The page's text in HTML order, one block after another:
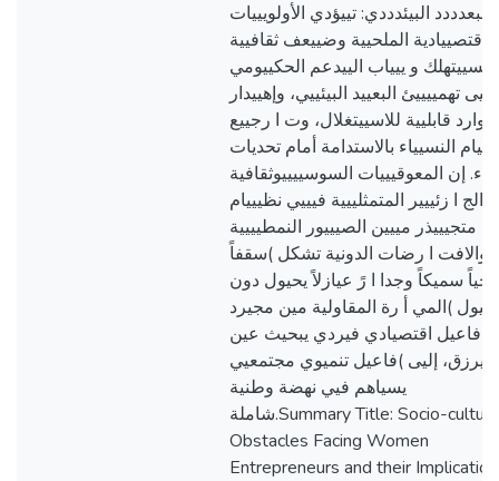
. البعدددد البيئدددي: تييؤدي الأولويييات
الاقتصييادية الملحيية وضييعف ثقافيية
و ييياب الييدعم الحكييومي
إلييى تهمييييئ البعييد البيئييي، وإهييدار
قابليية للاسييتغلال، وت ا رجييع
النسيياء بالاستدامة أمام تحديات
إن المعوقيييات السوسييييوثقافية
الج ا زئييير المتمثلييية فيييي نظيييام
متجيييذر مييين الصيييور النمطيييية
والافت ا رضات الدونية تشكل )سقفاً
سميكاً وجدا ا رً عيازلاً يحيول دون
تحيول )المي أ رة المقاولية مين مجيرد
)فاعيل اقتصيادي فيردي يبحيث عين
اليرزق، إليى )فاعيل تنميوي مجتمعيي
يسياهم فيي نهضة وطنية
شاملة.Summary Title: Socio-cultural
Obstacles Facing Women
Entrepreneurs and their